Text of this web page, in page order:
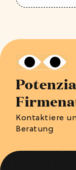
Kontaktiere
Beratung